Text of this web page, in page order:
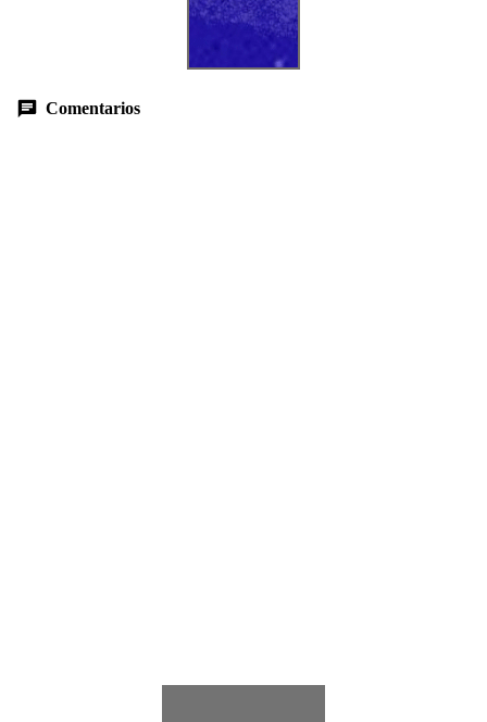
Comentarios